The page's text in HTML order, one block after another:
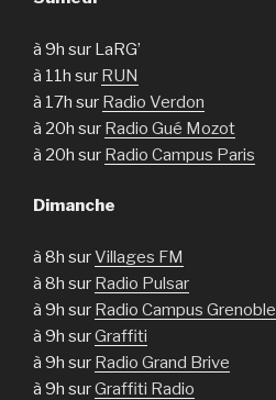
à 9h sur LaRG’
à 11h sur RUN
à 17h sur Radio Verdon
à 20h sur Radio Gué Mozot
à 20h sur Radio Campus Paris
Dimanche
à 8h surVillages FM
à 8h sur Radio Pulsar
à 9h sur Radio Campus Grenoble
à 9h surGraffiti
à 9h sur Radio Grand Brive
à 9h surGraffiti Radio